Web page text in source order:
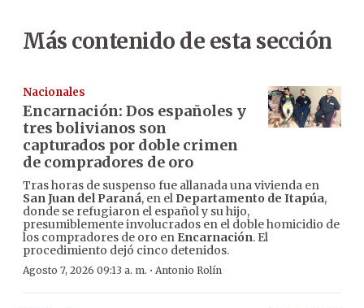
Más contenido de esta sección
Nacionales
Encarnación: Dos españoles y
tres bolivianos son
capturados por doble crimen
de compradores de oro
Tras horas de suspenso fue allanada una vivienda en
San Juan del Paraná, en el Departamento de Itapúa,
donde se refugiaron el español y su hijo,
presumiblemente involucrados en el doble homicidio de
los compradores de oro en Encarnación. El
procedimiento dejó cinco detenidos.
Agosto 7, 2026 09:13 a. m. · Antonio Rolín